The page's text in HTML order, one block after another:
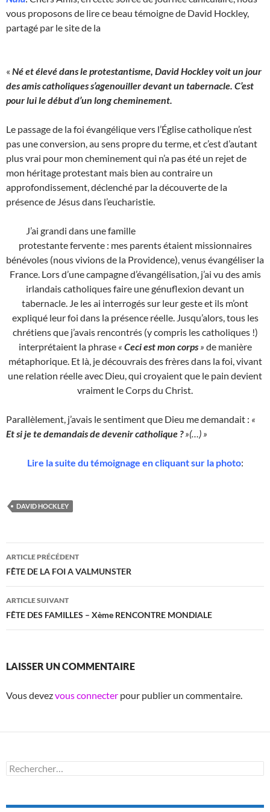
vous proposons de lire ce beau témoigne de David Hockley,
partagé par le site de la
« Né et élevé dans le protestantisme, David Hockley voit un jour
des amis catholiques s’agenouiller devant un tabernacle. C’est
pour lui le début d’un long cheminement.
Le passage de la foi évangélique vers l’Église catholique n’est
pas une conversion, au sens propre du terme, et c’est d’autant
plus vrai pour mon cheminement qui n’a pas été un rejet de
mon héritage protestant mais bien au contraire un
approfondissement, déclenché par la découverte de la
présence de Jésus dans l’eucharistie.
J’ai grandi dans une famille
protestante fervente : mes parents étaient missionnaires
bénévoles (nous vivions de la Providence), venus évangéliser la
France. Lors d’une campagne d’évangélisation, j’ai vu des amis
irlandais catholiques faire une génuflexion devant un
tabernacle. Je les ai interrogés sur leur geste et ils m’ont
expliqué leur foi dans la présence réelle. Jusqu’alors, tous les
chrétiens que j’avais rencontrés (y compris les catholiques !)
interprétaient la phrase « Ceci est mon corps» de manière
métaphorique. Et là, je découvrais des frères dans la foi, vivant
une relation réelle avec Dieu, qui croyaient que le pain devient
vraiment le Corps du Christ.
Parallèlement, j’avais le sentiment que Dieu me demandait : «
Et si je te demandais de devenir catholique ?»(…) »
Lire la suite du témoignage en cliquant sur la photo:
DAVID HOCKLEY
Navigation
des
articles
ARTICLE PRÉCÉDENT
FÊTE DE LA FOI A VALMUNSTER
ARTICLE SUIVANT
FÊTE DES FAMILLES – Xème RENCONTRE MONDIALE
LAISSER UN COMMENTAIRE
Vous devezvous connecter pour publier un commentaire.
Rechercher :